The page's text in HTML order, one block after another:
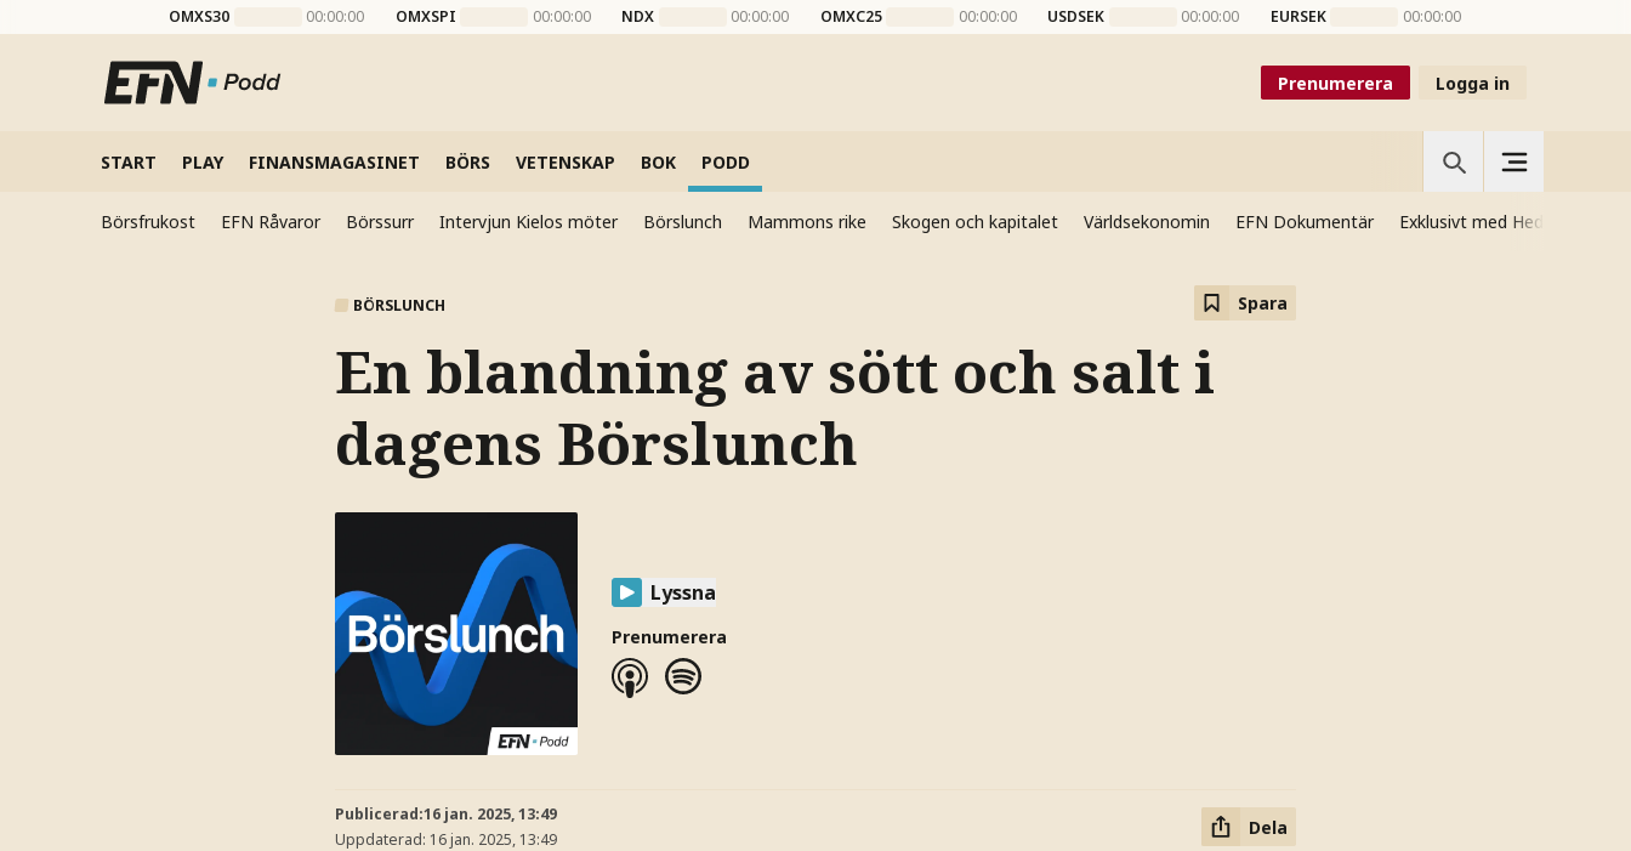
OMXS30 00:00:00 OMXSPI 00:00:00 NDX 00:00:00 OMXC25 00:00:00 USDSEK 00:00:00 EURSEK 00:00:00
Prenumerera Logga in
START PLAY FINANSMAGASINET BÖRS VETENSKAP BOK PODD
Börsfrukost EFN Råvaror Börssurr Intervjun Kielos möter Börslunch Mammons rike Skogen och kapitalet Världsekonomin EFN Dokumentär Exklusivt med Hedenmo
BÖRSLUNCH Spara
En blandning av sött och salt i
dagens Börslunch
Lyssna
Prenumerera
Publicerad:16 jan. 2025, 13:49
Uppdaterad: 16 jan. 2025, 13:49
Dela